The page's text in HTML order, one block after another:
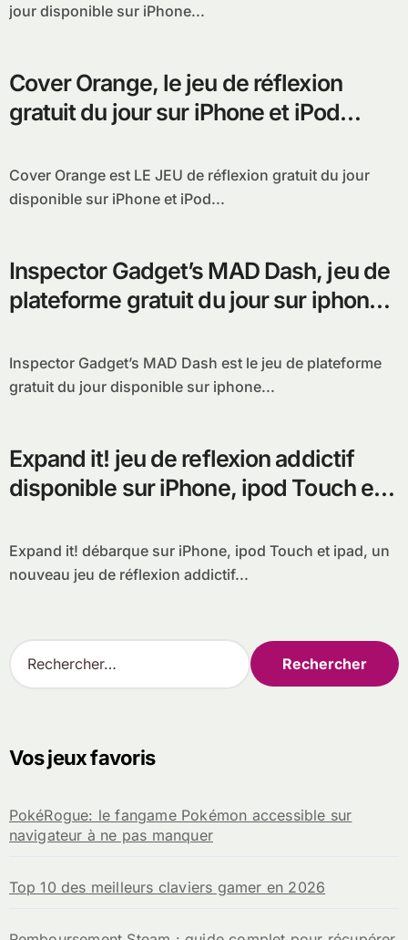
jour disponible sur iPhone...
Cover Orange, le jeu de réflexion
gratuit du jour sur iPhone et iPod
Cover Orange est LE JEU de réflexion gratuit du jour
disponible sur iPhone et iPod...
Inspector Gadget’s MAD Dash, jeu de
plateforme gratuit du jour sur iphone
Inspector Gadget’s MAD Dash est le jeu de plateforme
gratuit du jour disponible sur iphone...
Expand it! jeu de reflexion addictif
disponible sur iPhone, ipod Touch et
Expand it! débarque sur iPhone, ipod Touch et ipad, un
nouveau jeu de réflexion addictif...
R
e
r
c
e
r
Vos jeux favoris
PokéRogue: le fangame Pokémon accessible sur
navigateur à ne pas manquer
Top 10 des meilleurs claviers gamer en 2026